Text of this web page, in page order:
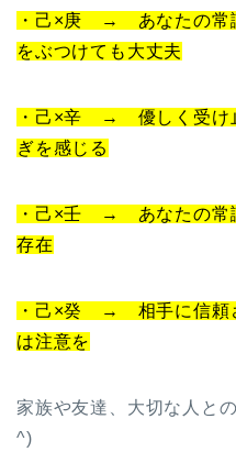
・己×庚 → あなたの常
をぶつけても大丈夫
・己×辛 → 優しく受け
ぎを感じる
・己×壬 → あなたの常
存在
・己×癸 → 相手に信頼
は注意を
家族や友達、大切な人と
^)